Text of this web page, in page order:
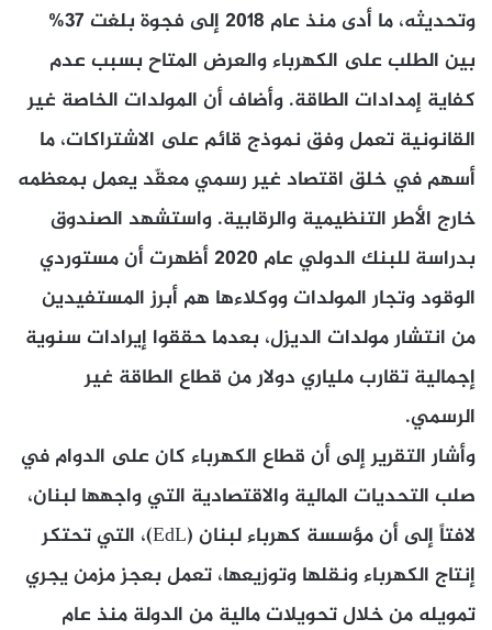
وتحديثه، ما أدى منذ عام 2018 إلى فجوة بلغت 37%
بين الطلب على الكهرباء والعرض المتاح بسبب عدم
كفاية إمدادات الطاقة. وأضاف أن المولدات الخاصة غير
القانونية تعمل وفق نموذج قائم على الاشتراكات، ما
أسهم في خلق اقتصاد غير رسمي معقّد يعمل بمعظمه
خارج الأطر التنظيمية والرقابية. واستشهد الصندوق
بدراسة للبنك الدولي عام 2020 أظهرت أن مستوردي
الوقود وتجار المولدات ووكلاءها هم أبرز المستفيدين
من انتشار مولدات الديزل، بعدما حققوا إيرادات سنوية
إجمالية تقارب ملياري دولار من قطاع الطاقة غير
الرسمي.
وأشار التقرير إلى أن قطاع الكهرباء كان على الدوام في
صلب التحديات المالية والاقتصادية التي واجهها لبنان،
لافتاً إلى أن مؤسسة كهرباء لبنان (EdL)، التي تحتكر
إنتاج الكهرباء ونقلها وتوزيعها، تعمل بعجز مزمن يجري
تمويله من خلال تحويلات مالية من الدولة منذ عام